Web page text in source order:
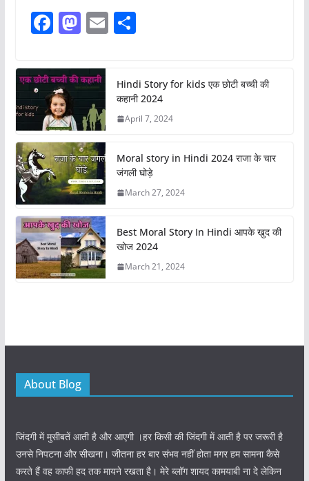
F
c
e
b
o
o
k
M
st
o
d
o
n
E S
e
Hindi Story for kids एक छोटी बच्ची की
कहानी 2024
April 7, 2024
Moral story in Hindi 2024 राजा के चार
जंगली घोड़े
March 27, 2024
Best Moral Story In Hindi आपके खुद की
खोज 2024
March 21, 2024
About Blog
जिंदगी में मुसीबतें आती है और आएगी ।हर किसी की जिंदगी में आती है पर जरूरी है
उनसे निपटना और सीखना। जीतना हर बार संभव नहीं होता मगर हम सामना कैसे
करते हैं वह काफी हद तक मायने रखता है। मेरे ब्लॉग शायद कामयाबी ना दे लेकिन